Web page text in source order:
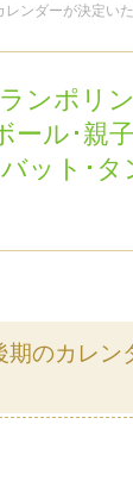
レンダーが決定い
ンポリ
ル･親子
ット･タ
期のカレン